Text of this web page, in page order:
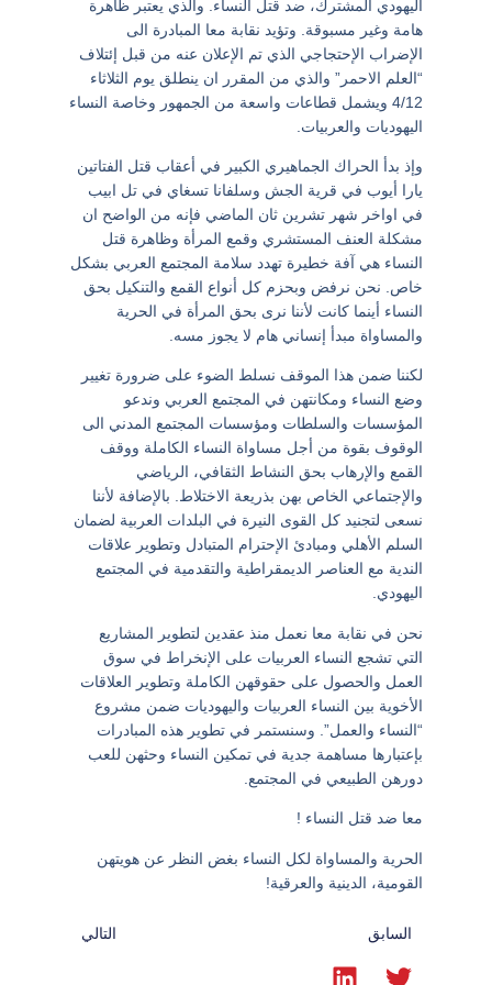
اليهودي المشترك، ضد قتل النساء. والذي يعتبر ظاهرة
هامة وغير مسبوقة. وتؤيد نقابة معا المبادرة الى
الإضراب الإحتجاجي الذي تم الإعلان عنه من قبل إئتلاف
“العلم الاحمر” والذي من المقرر ان ينطلق يوم الثلاثاء
4/12 ويشمل قطاعات واسعة من الجمهور وخاصة النساء
اليهوديات والعربيات.
وإذ بدأ الحراك الجماهيري الكبير في أعقاب قتل الفتاتين
يارا أيوب في قرية الجش وسلفانا تسغاي في تل ابيب
في اواخر شهر تشرين ثان الماضي فإنه من الواضح ان
مشكلة العنف المستشري وقمع المرأة وظاهرة قتل
النساء هي آفة خطيرة تهدد سلامة المجتمع العربي بشكل
خاص. نحن نرفض وبحزم كل أنواع القمع والتنكيل بحق
النساء أينما كانت لأننا نرى بحق المرأة في الحرية
والمساواة مبدأ إنساني هام لا يجوز مسه.
لكننا ضمن هذا الموقف نسلط الضوء على ضرورة تغيير
وضع النساء ومكانتهن في المجتمع العربي وندعو
المؤسسات والسلطات ومؤسسات المجتمع المدني الى
الوقوف بقوة من أجل مساواة النساء الكاملة ووقف
القمع والإرهاب بحق النشاط الثقافي، الرياضي
والإجتماعي الخاص بهن بذريعة الاختلاط. بالإضافة لأننا
نسعى لتجنيد كل القوى النيرة في البلدات العربية لضمان
السلم الأهلي ومبادئ الإحترام المتبادل وتطوير علاقات
الندية مع العناصر الديمقراطية والتقدمية في المجتمع
اليهودي.
نحن في نقابة معا نعمل منذ عقدين لتطوير المشاريع
التي تشجع النساء العربيات على الإنخراط في سوق
العمل والحصول على حقوقهن الكاملة وتطوير العلاقات
الأخوية بين النساء العربيات واليهوديات ضمن مشروع
“النساء والعمل”. وسنستمر في تطوير هذه المبادرات
بإعتبارها مساهمة جدية في تمكين النساء وحثهن للعب
دورهن الطبيعي في المجتمع.
معا ضد قتل النساء !
الحرية والمساواة لكل النساء بغض النظر عن هويتهن
القومية، الدينية والعرقية!
السابق التالي